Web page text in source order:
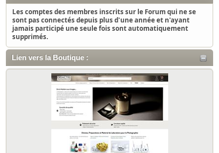
Les comptes des membres inscrits sur le Forum qui ne se
sont pas connectés depuis plus d'une année et n'ayant
jamais participé une seule fois sont automatiquement
supprimés.
Lien vers la Boutique :